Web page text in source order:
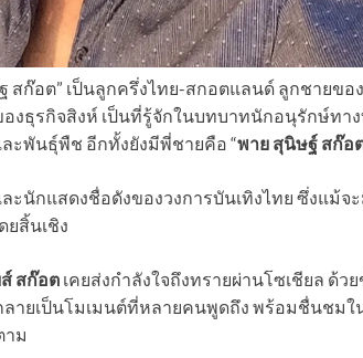
สก๊อต” เป็นลูกครึ่งไทย-สกอตแลนด์ ลูกชายของ
งธุรกิจสิงห์ เป็นที่รู้จักในบทบาทนักอนุรักษ์ทา
ะพันธุ์พืช อีกทั้งยังมีพี่ชายคือ “พาย สุนิษฐ์ สก๊อ
ะนักแสดงชื่อดังของวงการบันเทิงไทย ซึ่งแม้จ
สิ้นเชิง
สก๊อต เคยส่งกำลังใจถึงทรายผ่านโซเชียล ด้ว
กลายเป็นโมเมนต์ที่หลายคนพูดถึง พร้อมชื่นชม
าม